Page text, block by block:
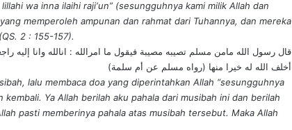
wa inna ilaihi raji‘un” (sesungguhnya kami milik Allah dan
memperoleh ampunan dan rahmat dari Tuhannya, dan mereka
2 : 155-157).
قال رسول الله مامن مسلم تصيبه مصيبة فيقول ما امرالله : انالله وانا إليه
أخلف الله له خيرا منها (رواه مسلم عن أم سلمة)
lalu membaca doa yang diperintahkan Allah “sesungguhnya
kembali. Ya Allah berilah aku pahala dari musibah ini dan berilah
pasti memberinya pahala atas musibah tersebut. Maka Allah